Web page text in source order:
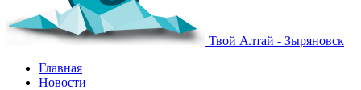
Твой Алтай - Зыряновск
Главная
Новости